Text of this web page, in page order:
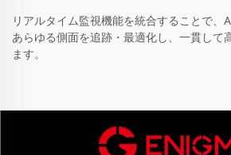
リアルタイム監視機能を統合することで、
あらゆる側面を追跡・最適化し、一貫して
ます。